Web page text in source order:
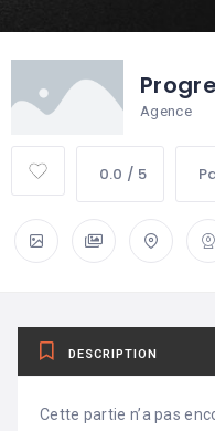
Agence
0.0 / 5
DESCRIPTION
Cette partie n’a pas